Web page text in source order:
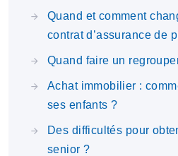
Quand et comment
contrat d’assurance de
Quand faire un
Achat immobilier :
ses enfants ?
Des difficultés pour
senior ?